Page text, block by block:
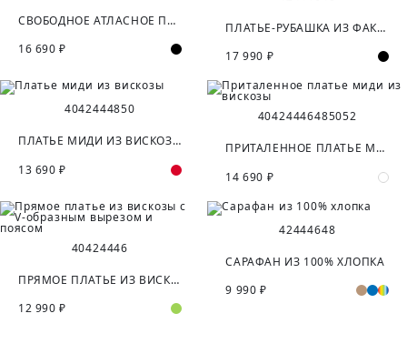
СВОБОДНОЕ АТЛАСНОЕ ПЛАТЬЕ
16 690 ₽
ПЛАТЬЕ-РУБАШКА ИЗ ФАКТУРНОГО АТЛАСА
17 990 ₽
4042444850
ПЛАТЬЕ МИДИ ИЗ ВИСКОЗЫ
13 690 ₽
40424446485052
ПРИТАЛЕННОЕ ПЛАТЬЕ МИДИ ИЗ ВИСКОЗЫ
14 690 ₽
40424446
ПРЯМОЕ ПЛАТЬЕ ИЗ ВИСКОЗЫ С V-ОБРАЗНЫМ ВЫРЕЗОМ И ПОЯСОМ
12 990 ₽
42444648
САРАФАН ИЗ 100% ХЛОПКА
9 990 ₽